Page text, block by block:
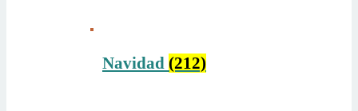
Navidad (212)